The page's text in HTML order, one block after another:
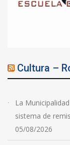
Cultura –
La
sistema de
05/08/2026